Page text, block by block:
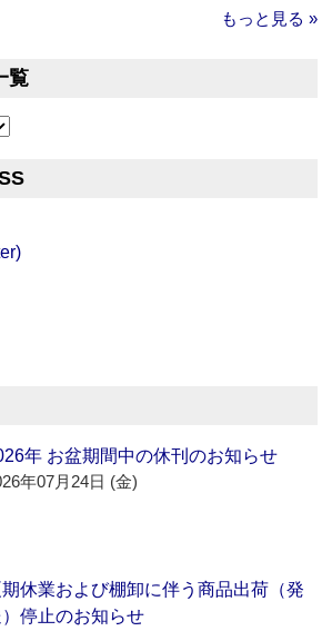
もっと見る »
覧
年 お盆期間中の休刊のお知らせ
年07月24日 (金)
期休業および棚卸に伴う商品出荷（発
停止のお知らせ